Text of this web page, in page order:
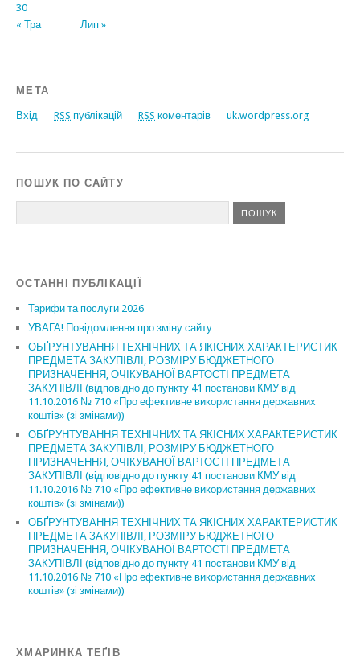
« Тра Лип »
30
МЕТА
Вхід RSS публікацій RSS коментарів uk.wordpress.org
ПОШУК ПО САЙТУ
ОСТАННІ ПУБЛІКАЦІЇ
Тарифи та послуги 2026
УВАГА! Повідомлення про зміну сайту
ОБҐРУНТУВАННЯ ТЕХНІЧНИХ ТА ЯКІСНИХ ХАРАКТЕРИСТИК
ПРЕДМЕТА ЗАКУПІВЛІ, РОЗМІРУ БЮДЖЕТНОГО
ПРИЗНАЧЕННЯ, ОЧІКУВАНОЇ ВАРТОСТІ ПРЕДМЕТА
ЗАКУПІВЛІ (відповідно до пункту 41 постанови КМУ від
11.10.2016 № 710 «Про ефективне використання державних
коштів» (зі змінами))
ОБҐРУНТУВАННЯ ТЕХНІЧНИХ ТА ЯКІСНИХ ХАРАКТЕРИСТИК
ПРЕДМЕТА ЗАКУПІВЛІ, РОЗМІРУ БЮДЖЕТНОГО
ПРИЗНАЧЕННЯ, ОЧІКУВАНОЇ ВАРТОСТІ ПРЕДМЕТА
ЗАКУПІВЛІ (відповідно до пункту 41 постанови КМУ від
11.10.2016 № 710 «Про ефективне використання державних
коштів» (зі змінами))
ОБҐРУНТУВАННЯ ТЕХНІЧНИХ ТА ЯКІСНИХ ХАРАКТЕРИСТИК
ПРЕДМЕТА ЗАКУПІВЛІ, РОЗМІРУ БЮДЖЕТНОГО
ПРИЗНАЧЕННЯ, ОЧІКУВАНОЇ ВАРТОСТІ ПРЕДМЕТА
ЗАКУПІВЛІ (відповідно до пункту 41 постанови КМУ від
11.10.2016 № 710 «Про ефективне використання державних
коштів» (зі змінами))
ХМАРИНКА ТЕҐІВ